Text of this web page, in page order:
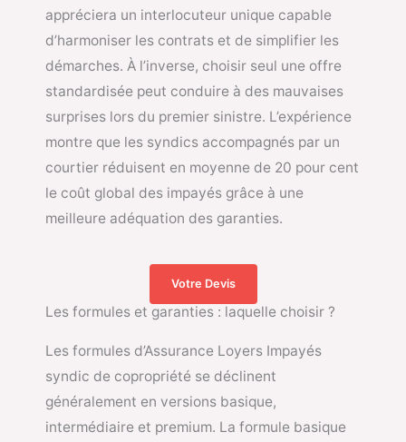
appréciera un interlocuteur unique capable
d’harmoniser les contrats et de simplifier les
démarches. À l’inverse, choisir seul une offre
standardisée peut conduire à des mauvaises
surprises lors du premier sinistre. L’expérience
montre que les syndics accompagnés par un
courtier réduisent en moyenne de 20 pour cent
le coût global des impayés grâce à une
meilleure adéquation des garanties.
Votre Devis
Les formules et garanties : laquelle choisir ?
Les formules d’Assurance Loyers Impayés
syndic de copropriété se déclinent
généralement en versions basique,
intermédiaire et premium. La formule basique